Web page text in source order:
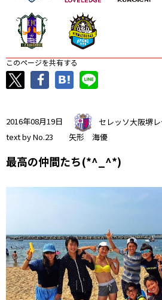
このページを共有する
2016年08月19日
セレッソ大阪堺レ
text by No.23 矢形 海優
最高の仲間たち(*^_^*)